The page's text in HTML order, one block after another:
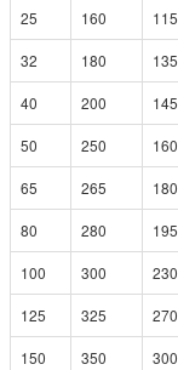
25 160 115
32 180 135
40 200 145
50 250 160
65 265 180
80 280 195
100 300 230
125 325 270
150 350 300